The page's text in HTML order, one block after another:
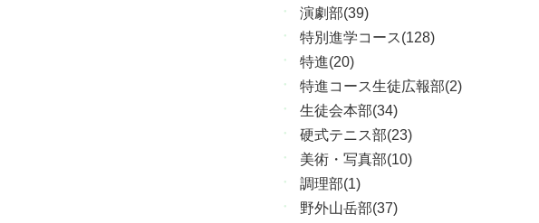
演劇部(39)
特別進学コース(128)
特進(20)
特進コース生徒広報部(2)
生徒会本部(34)
硬式テニス部(23)
美術・写真部(10)
調理部(1)
野外山岳部(37)